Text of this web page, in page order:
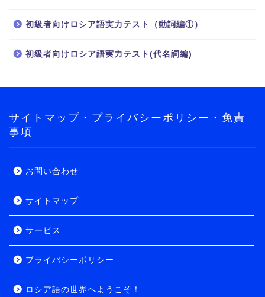
初級者向けロシア語実力テスト（動詞編①）
初級者向けロシア語実力テスト(代名詞編)
サイトマップ・プライバシーポリシー・免責
事項
お問い合わせ
サイトマップ
サービス
プライバシーポリシー
ロシア語の世界へようこそ！
ロシア語
ロシア語の世界へようこ